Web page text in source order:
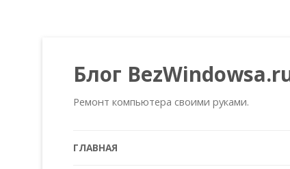
Блог
Ремонт компьютера своими руками.
ГЛАВНАЯ